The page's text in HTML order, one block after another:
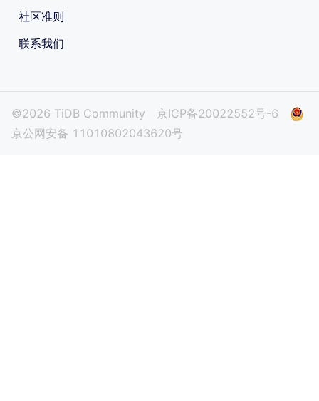
社区准则
联系我们
©2026 TiDB Community
京ICP备20022552号-6
京公网安备 11010802043620号